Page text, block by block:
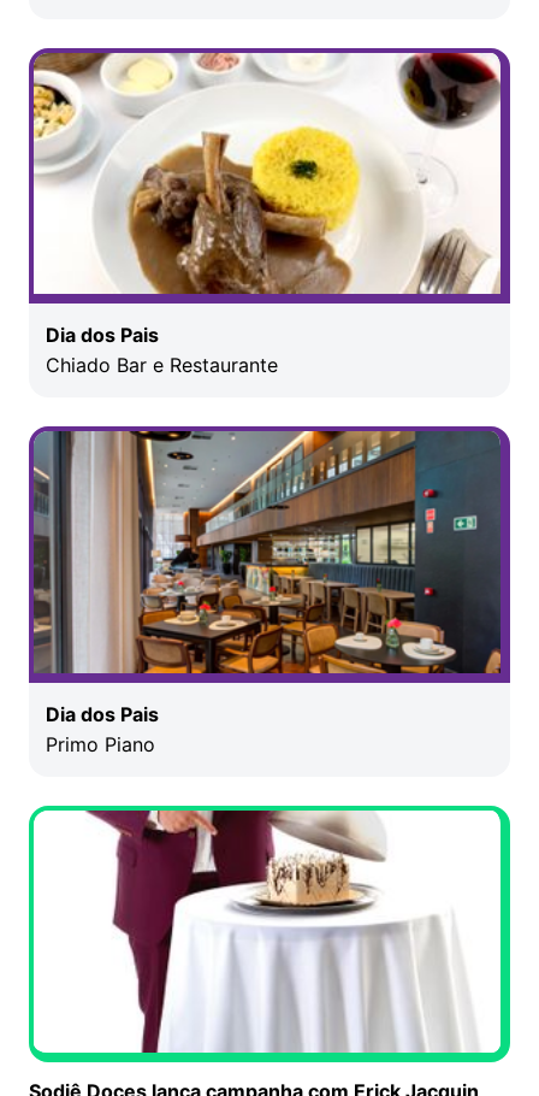
Dia dos Pais
Chiado Bar e Restaurante
Dia dos Pais
Primo Piano
Sodiê Doces lança campanha com Erick Jacquin